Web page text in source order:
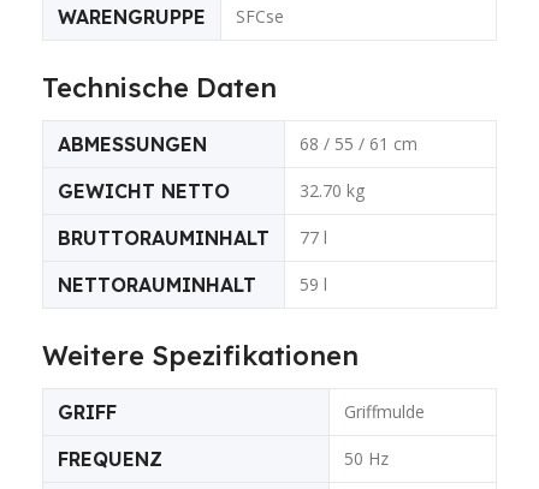
WARENGRUPPE SFCse
Technische Daten
ABMESSUNGEN 68 / 55 / 61 cm
GEWICHT NETTO 32.70 kg
BRUTTORAUMINHALT 77 l
NETTORAUMINHALT 59 l
Weitere Spezifikationen
GRIFF Griffmulde
FREQUENZ 50 Hz